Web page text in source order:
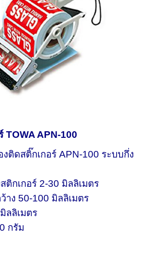
TOWA APN-100
ติดสติ๊กเกอร์ APN-100 ระบบกึ่ง
ติกเกอร์ 2-30 มิลลิเมตร
ง 50-100 มิลลิเมตร
ลลิเมตร
กรัม